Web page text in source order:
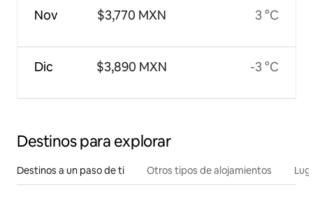
Nov
Dic
$3,770 MXN
$3,890 MXN
3 °C
-3 °C
Destinos para explorar
Destinos a un paso de ti Otros tipos de alojamientos